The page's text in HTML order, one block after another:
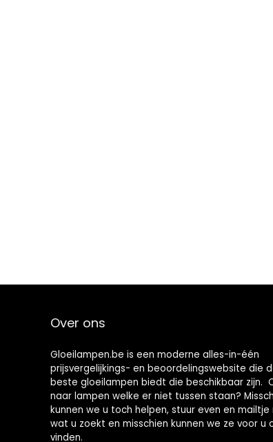
Over ons
Gloeilampen.be is een moderne alles-in-één
prijsvergelijkings- en beoordelingswebsite die
beste gloeilampen biedt die beschikbaar zijn.
naar lampen welke er niet tussen staan?
kunnen we u toch helpen, stuur even en mailtje
wat u zoekt en misschien kunnen we ze voor u
vinden.